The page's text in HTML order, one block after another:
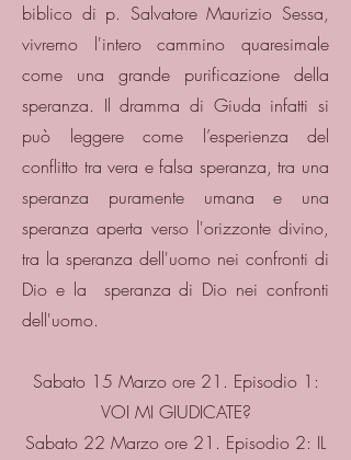
biblico di p. Salvatore Maurizio Sessa,
vivremo l'intero cammino quaresimale
come una grande purificazione della
speranza. Il dramma di Giuda infatti si
può leggere come l’esperienza del
conflitto tra vera e falsa speranza, tra una
speranza puramente umana e una
speranza aperta verso l'orizzonte divino,
tra la speranza dell'uomo nei confronti di
Dio e la speranza di Dio nei confronti
dell'uomo.
Sabato 15 Marzo ore 21. Episodio 1:
VOI MI GIUDICATE?
Sabato 22 Marzo ore 21. Episodio 2: IL